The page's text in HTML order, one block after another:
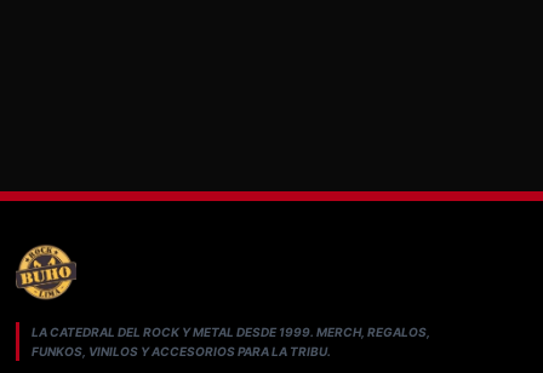
LA CATEDRAL DEL ROCK Y METAL DESDE 1999. MERCH, REGALOS,
FUNKOS, VINILOS Y ACCESORIOS PARA LA TRIBU.